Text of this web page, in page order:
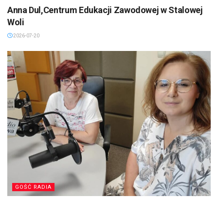
Anna Dul,Centrum Edukacji Zawodowej w Stalowej
Woli
2026-07-20
GOŚĆ RADIA